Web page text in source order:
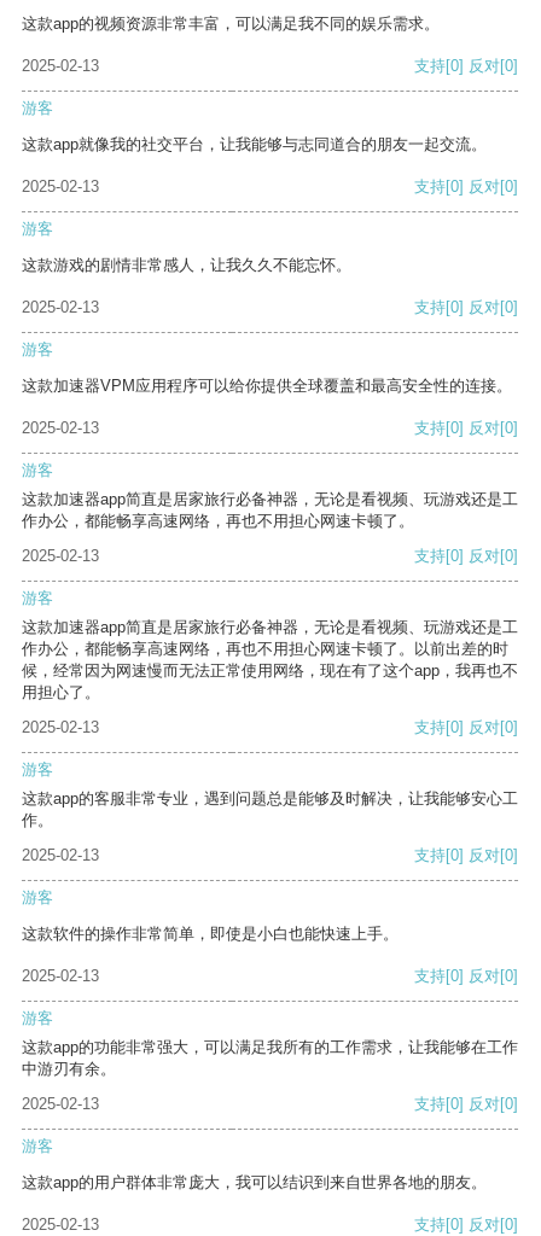
这款app的视频资源非常丰富，可以满足我不同的娱乐需求。
2025-02-13 支持[0] 反对[0]
游客
这款app就像我的社交平台，让我能够与志同道合的朋友一起交流。
2025-02-13 支持[0] 反对[0]
游客
这款游戏的剧情非常感人，让我久久不能忘怀。
2025-02-13 支持[0] 反对[0]
游客
这款加速器VPM应用程序可以给你提供全球覆盖和最高安全性的连接。
2025-02-13 支持[0] 反对[0]
游客
这款加速器app简直是居家旅行必备神器，无论是看视频、玩游戏还是工
作办公，都能畅享高速网络，再也不用担心网速卡顿了。
2025-02-13
支持[0] 反对[0]
游客
这款加速器app简直是居家旅行必备神器，无论是看视频、玩游戏还是工
作办公，都能畅享高速网络，再也不用担心网速卡顿了。以前出差的时
候，经常因为网速慢而无法正常使用网络，现在有了这个app，我再也不
用担心了。
2025-02-13
支持[0] 反对[0]
游客
这款app的客服非常专业，遇到问题总是能够及时解决，让我能够安心工
作。
2025-02-13
支持[0] 反对[0]
游客
这款软件的操作非常简单，即使是小白也能快速上手。
2025-02-13 支持[0] 反对[0]
游客
这款app的功能非常强大，可以满足我所有的工作需求，让我能够在工作
中游刃有余。
2025-02-13
支持[0] 反对[0]
游客
这款app的用户群体非常庞大，我可以结识到来自世界各地的朋友。
2025-02-13 支持[0] 反对[0]